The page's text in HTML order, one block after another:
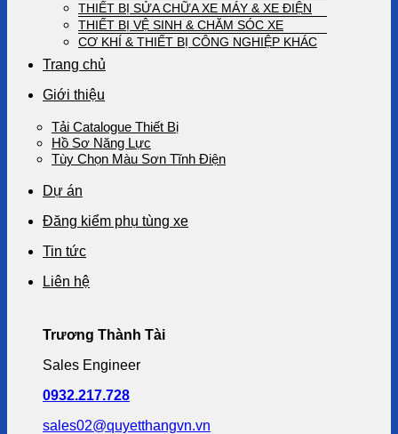
THIẾT BỊ SỬA CHỮA XE MÁY & XE ĐIỆN
THIẾT BỊ VỆ SINH & CHĂM SÓC XE
CƠ KHÍ & THIẾT BỊ CÔNG NGHIỆP KHÁC
Trang chủ
Giới thiệu
Tải Catalogue Thiết Bị
Hồ Sơ Năng Lực
Tùy Chọn Màu Sơn Tĩnh Điện
Dự án
Đăng kiểm phụ tùng xe
Tin tức
Liên hệ
Trương Thành Tài
Sales Engineer
0932.217.728
sales02@quyetthangvn.vn